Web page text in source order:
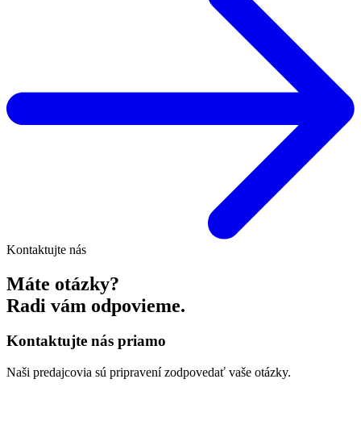
Kontaktujte nás
Máte otázky?
Radi vám odpovieme.
Kontaktujte nás priamo
Naši predajcovia sú pripravení zodpovedať vaše otázky.